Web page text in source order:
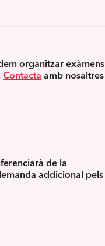
organitzar exàmens
Contacta amb nosaltres
de la
addicional pels